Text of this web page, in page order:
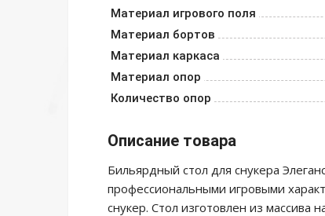
Материал игрового поля
Материал бортов
Материал каркаса
Материал опор
Количество опор
Описание товара
Бильярдный стол для снукера
профессиональными игровыми
снукер. Стол изготовлен из массива